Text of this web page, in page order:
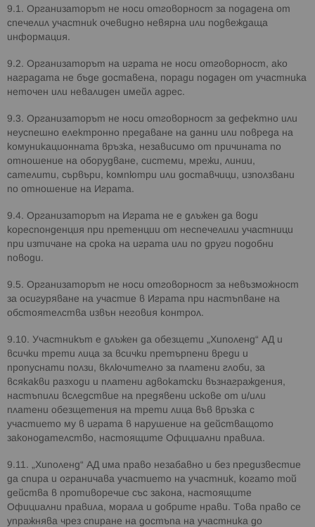
9.1. Организаторът не носи отговорност за подадена от
спечелил участник очевидно невярна или подвеждаща
информация.
9.2. Организаторът на играта не носи отговорност, ако
наградата не бъде доставена, поради подаден от участника
неточен или невалиден имейл адрес.
9.3. Организаторът не носи отговорност за дефектно или
неуспешно електронно предаване на данни или повреда на
комуникационната връзка, независимо от причината по
отношение на оборудване, системи, мрежи, линии,
сателити, сървъри, компютри или доставчици, използвани
по отношение на Играта.
9.4. Организаторът на Играта не е длъжен да води
кореспонденция при претенции от неспечелили участници
при изтичане на срока на играта или по други подобни
поводи.
9.5. Организаторът не носи отговорност за невъзможност
за осигуряване на участие в Играта при настъпване на
обстоятелства извън неговия контрол.
9.10. Участникът е длъжен да обезщети „Хиполенд“ АД и
всички трети лица за всички претърпени вреди и
пропуснати ползи, включително за платени глоби, за
всякакви разходи и платени адвокатски възнаграждения,
настъпили вследствие на предявени искове от и/или
платени обезщетения на трети лица във връзка с
участието му в играта в нарушение на действащото
законодателство, настоящите Официални правила.
9.11. „Хиполенд“ АД има право незабавно и без предизвестие
да спира и ограничава участието на участник, когато той
действа в противоречие със закона, настоящите
Официални правила, морала и добрите нрави. Това право се
упражнява чрез спиране на достъпа на участника до